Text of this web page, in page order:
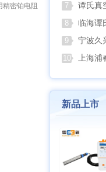
密铂电阻 7 谭氏真空2XZ-2/4
8 临海谭氏DVP系列
9 宁波久兴JSM系
10 上海浦春JY系
新品上市